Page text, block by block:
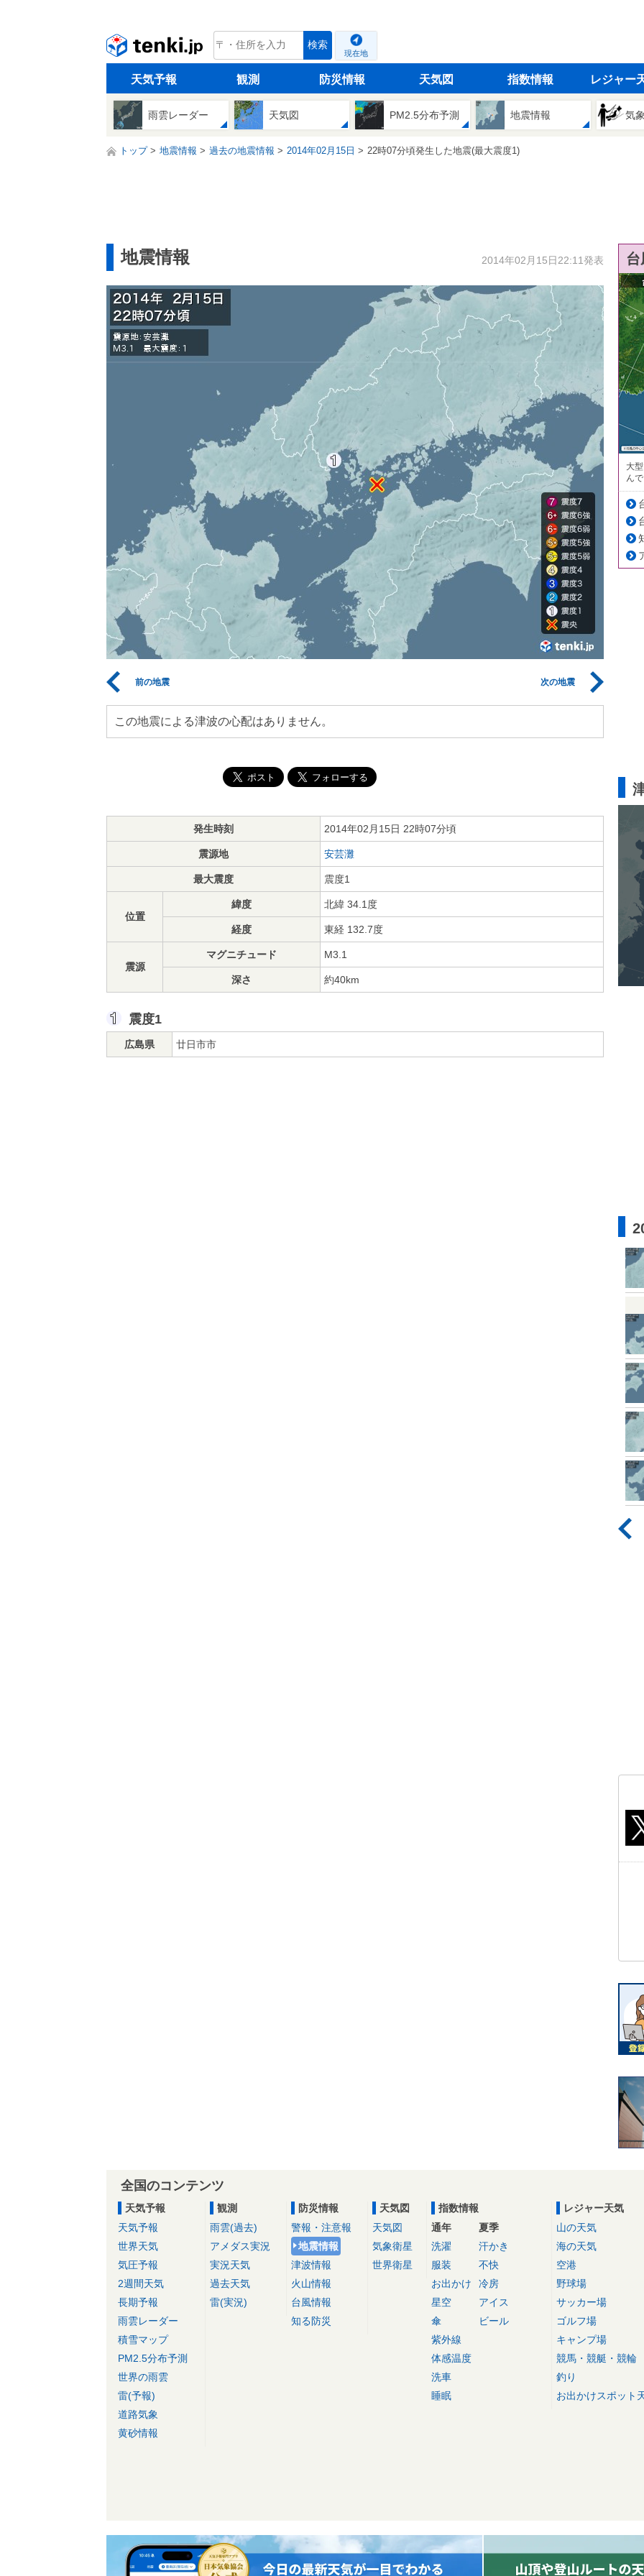
tenki.jp 検索
現在地
天気予報 観測 防災情報 天気図 指数情報 レジャー
雨雲レーダー 天気図 PM2.5分布予測 地震情報 気
トップ 地震情報 過去の地震情報 2014年02月15日 22時07分頃発生した地震(最大震度1)
地震情報 2014年02月15日22:11発表
前の地震 次の地震
この地震による津波の心配はありません。
発生時刻 2014年02月15日 22時07分頃
震源地 安芸灘
最大震度 震度1
位置
緯度 北緯 34.1度
経度 東経 132.7度
震源
マグニチュード M3.1
深さ 約40km
震度1
広島県 廿日市市
大
ん
全国のコンテンツ
天気予報
天気予報
世界天気
気圧予報
2週間天気
長期予報
雨雲レーダー
積雪マップ
PM2.5分布予測
世界の雨雲
雷(予報)
道路気象
黄砂情報
観測
雨雲(過去)
アメダス実況
実況天気
過去天気
雷(実況)
防災情報
警報・注意報
地震情報
津波情報
火山情報
台風情報
知る防災
天気図
天気図
気象衛星
世界衛星
指数情報
通年
洗濯
服装
お出かけ
星空
傘
紫外線
体感温度
洗車
睡眠
夏季
汗かき
不快
冷房
アイス
ビール
レジャー天気
山の天気
海の天気
空港
野球場
サッカー場
ゴルフ場
キャンプ場
競馬・競艇・競輪
釣り
お出かけスポット